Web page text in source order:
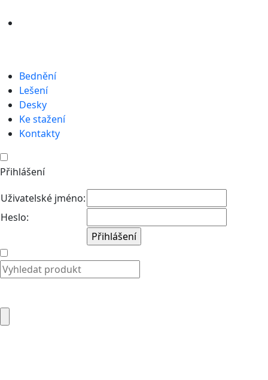
Bednění
Lešení
Desky
Ke stažení
Kontakty
Přihlášení
Uživatelské jméno:
Heslo: